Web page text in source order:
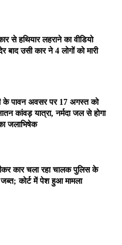
से हथियार लहराने का वीडियो
बाद उसी कार ने 4 लोगों को मारी
के पावन अवसर पर 17 अगस्त को
कांवड़ यात्रा, नर्मदा जल से होगा
जलाभिषेक
कार चला रहा चालक पुलिस के
कोर्ट में पेश हुआ मामला